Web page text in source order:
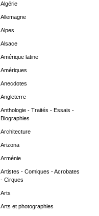
Algérie
Allemagne
Alpes
Alsace
Amérique latine
Amériques
Anecdotes
Angleterre
Anthologie - Traités - Essais -
Biographies
Architecture
Arizona
Arménie
Artistes - Comiques - Acrobates
- Cirques
Arts
Arts et photographies